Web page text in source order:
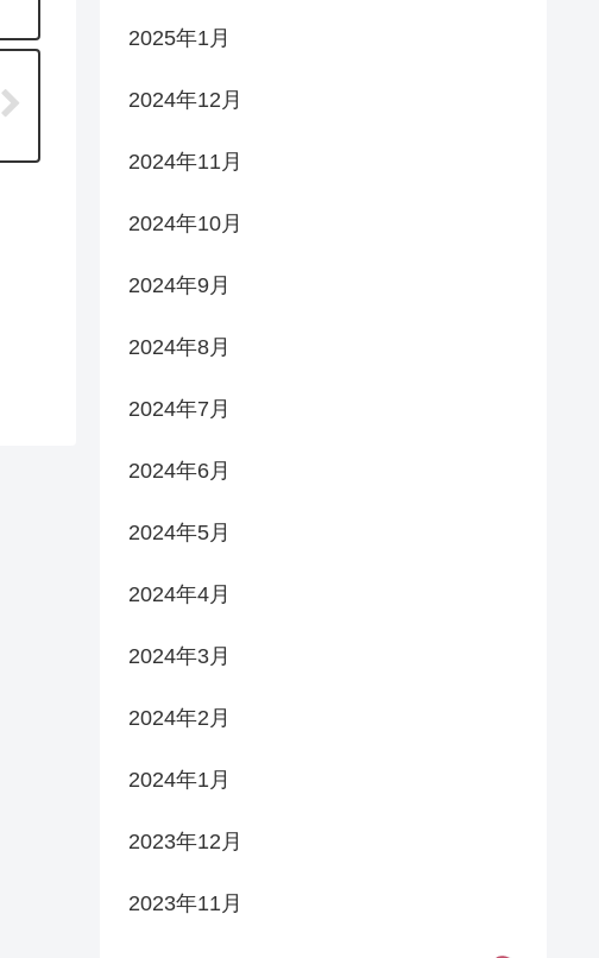
2025年1月
2024年12月
2024年11月
2024年10月
2024年9月
2024年8月
2024年7月
2024年6月
2024年5月
2024年4月
2024年3月
2024年2月
2024年1月
2023年12月
2023年11月